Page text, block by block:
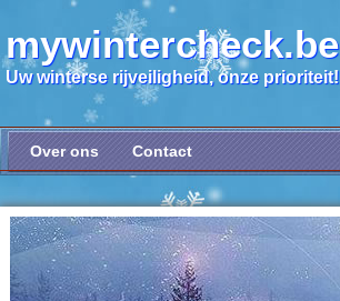
mywintercheck.be
Uw winterse rijveiligheid, onze prioriteit!
Over ons Contact